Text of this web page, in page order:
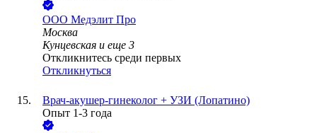
ООО Медэлит Про
Москва
Кунцевская и еще 3
Откликнитесь среди первых
Откликнуться
Врач-акушер-гинеколог + УЗИ (Лопатино)
Опыт 1-3 года